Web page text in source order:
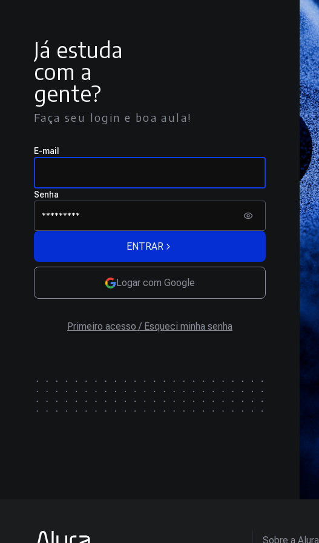
Já estuda
com a
gente?
Faça seu login e boa aula!
E-mail
Senha
ENTRAR
Logar com Google
Primeiro acesso / Esqueci minha senha
Sobre a Alura